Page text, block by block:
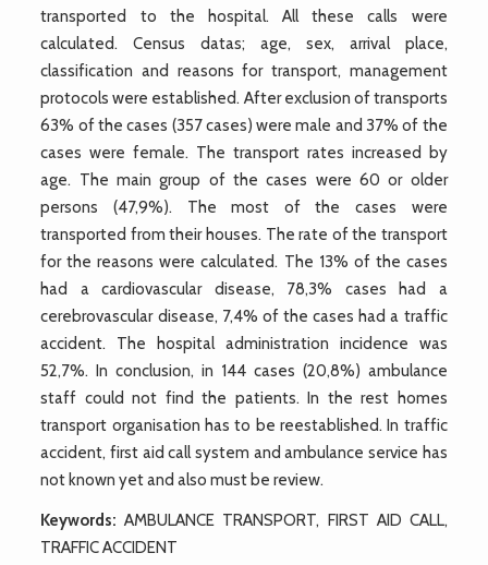
transported to the hospital. All these calls were
calculated. Census datas; age, sex, arrival place,
classification and reasons for transport, management
protocols were established. After exclusion of transports
63% of the cases (357 cases) were male and 37% of the
cases were female. The transport rates increased by
age. The main group of the cases were 60 or older
persons (47,9%). The most of the cases were
transported from their houses. The rate of the transport
for the reasons were calculated. The 13% of the cases
had a cardiovascular disease, 78,3% cases had a
cerebrovascular disease, 7,4% of the cases had a traffic
accident. The hospital administration incidence was
52,7%. In conclusion, in 144 cases (20,8%) ambulance
staff could not find the patients. In the rest homes
transport organisation has to be reestablished. In traffic
accident, first aid call system and ambulance service has
not known yet and also must be review.
Keywords: AMBULANCE TRANSPORT, FIRST AID CALL,
TRAFFIC ACCIDENT